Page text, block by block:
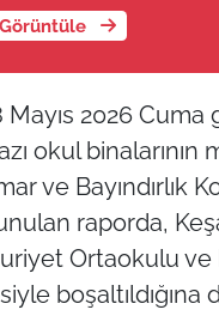
2026
okul
ve Bayındırlık
raporda,
Ortaokulu
boşaltıldığına